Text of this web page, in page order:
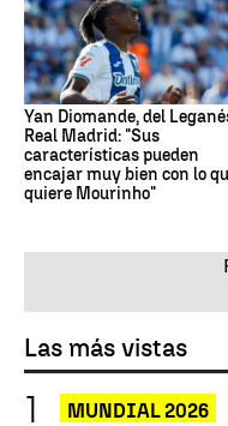
Yan Diomande, del
Real Madrid: "Sus
características pueden
encajar muy bien con lo
quiere Mourinho"
Las más vistas
MUNDIAL 2026